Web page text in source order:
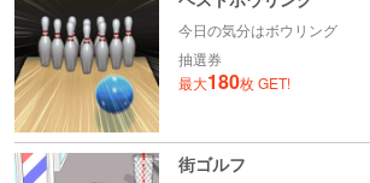
今日の気分はボウリング
抽選券
最大180枚 GET!
街ゴルフ